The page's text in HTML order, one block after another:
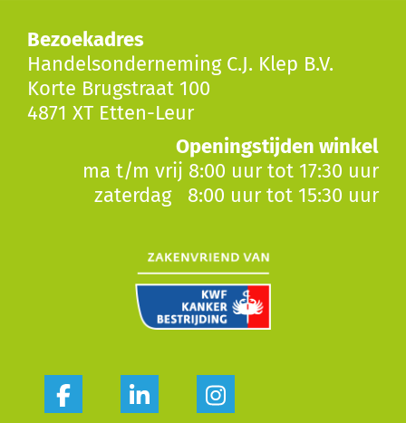
Bezoekadres
Handelsonderneming C.J. Klep B.V.
Korte Brugstraat 100
4871 XT Etten-Leur
Openingstijden winkel
ma t/m vrij 8:00 uur tot 17:30 uur
zaterdag 8:00 uur tot 15:30 uur